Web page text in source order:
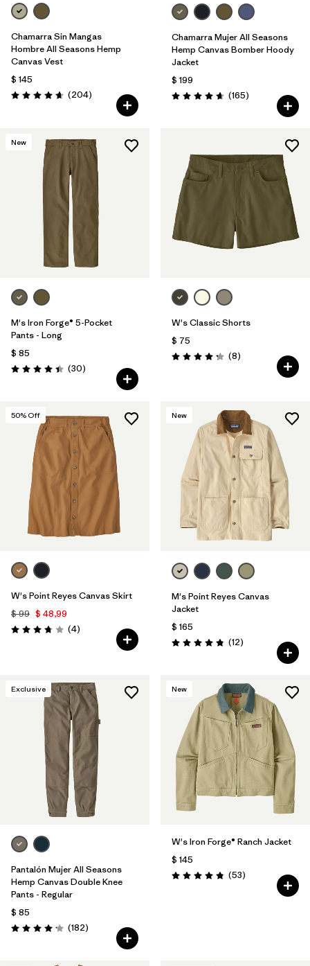
Chamarra Sin Mangas
Hombre All Seasons Hemp
Canvas Vest
$ 145
Valoración: 4.7 / 5
(204Comentarios
)
Chamarra Mujer All Seasons
Hemp Canvas Bomber Hoody
Jacket
$ 199
Valoración: 4.6 / 5
(165Comentarios
)
New
M's Iron Forge® 5-Pocket
Pants - Long
$ 85
Valoración: 4.4 / 5
(30Comentarios
)
W's Classic Shorts
$ 75
Valoración: 4.3 / 5
(8Comentarios
)
50% Off
W's Point Reyes Canvas Skirt
$ 99 $ 48,99
Valoración: 3.8 / 5
(4Comentarios
)
New
M's Point Reyes Canvas
Jacket
$ 165
Valoración: 4.8 / 5
(12Comentarios
)
Exclusive
Pantalón Mujer All Seasons
Hemp Canvas Double Knee
Pants - Regular
$ 85
Valoración: 4.2 / 5
(182Comentarios
)
New
W's Iron Forge® Ranch Jacket
$ 145
Valoración: 4.9 / 5
(53Comentarios
)